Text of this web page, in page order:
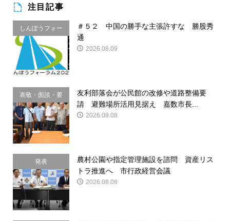
注目記事
しんぽうフォー
ラム
＃５２ 中国の勝手な主張許すな 勝股秀
通
2026.08.09
表敬・面談・要
請
友利部落会が公民館の改修や道路整備要
請 避難場所活用見据え 嘉数市長...
2026.08.08
発表
農村公園や指定管理施設を諮問 資産リス
トラ推進へ 市行政経営会議
2026.08.08